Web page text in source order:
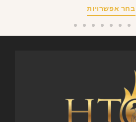
בחר אפשרויות